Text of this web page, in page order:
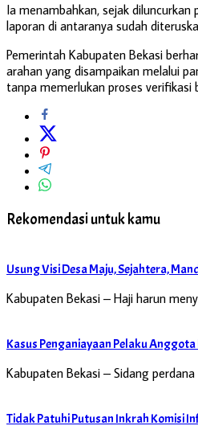
Ia menambahkan, sejak
laporan di antaranya sudah
Pemerintah Kabupaten Bekasi
arahan yang disampaikan melalui
tanpa memerlukan proses verifikasi
Rekomendasi untuk kamu
Usung Visi Desa Maju, Sejahtera,
Kabupaten Bekasi – Haji harun
Kasus Penganiayaan Pelaku
Kabupaten Bekasi – Sidang
Tidak Patuhi Putusan Inkrah Komisi